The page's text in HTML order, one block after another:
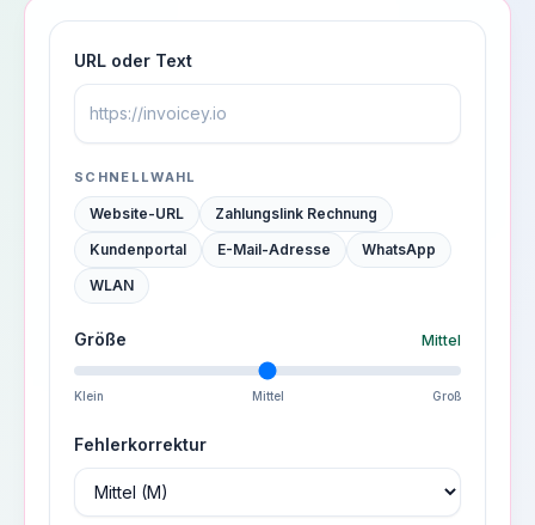
URL oder Text
SCHNELLWAHL
Website-URL
Zahlungslink Rechnung
Kundenportal
E-Mail-Adresse
WhatsApp
WLAN
Größe Mittel
Klein Mittel Groß
Fehlerkorrektur